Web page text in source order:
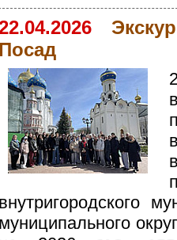
Посад
внутригородского
муниципального